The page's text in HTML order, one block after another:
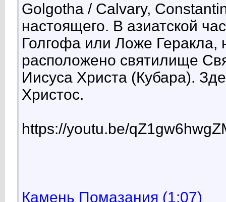
Golgotha / Calvary,
настоящего. В азиатской
Голгофа или Ложе Геракла,
расположено святилище
Иисуса Христа (Кубара).
Христос.
https://youtu.be/
Камень Помазания (1:07)